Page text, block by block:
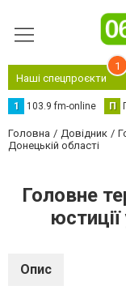
Наші спецпроєкти
1
1 103.9 fm-online П
Головна Довідник
Донецькій області
Головне
Опис